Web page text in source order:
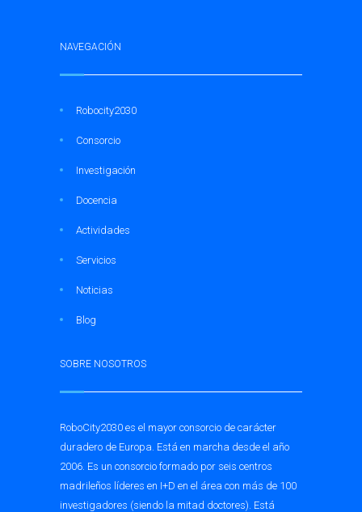
NAVEGACIÓN
Robocity2030
Consorcio
Investigación
Docencia
Actividades
Servicios
Noticias
Blog
SOBRE NOSOTROS
RoboCity2030 es el mayor consorcio de carácter
duradero de Europa. Está en marcha desde el año
2006. Es un consorcio formado por seis centros
madrileños líderes en I+D en el área con más de 100
investigadores (siendo la mitad doctores). Está